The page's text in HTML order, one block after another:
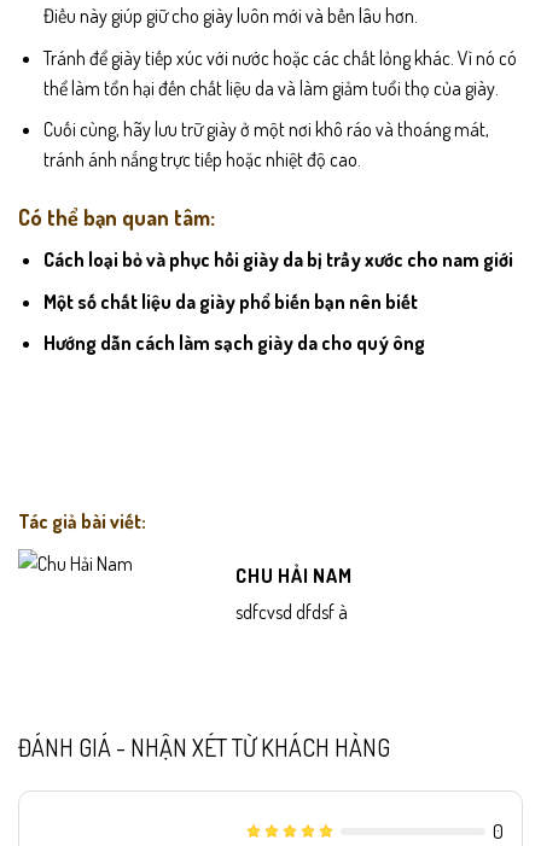
Điều này giúp giữ cho giày luôn mới và bền lâu hơn.
Tránh để giày tiếp xúc với nước hoặc các chất lỏng khác. Vì nó có
thể làm tổn hại đến chất liệu da và làm giảm tuổi thọ của giày.
Cuối cùng, hãy lưu trữ giày ở một nơi khô ráo và thoáng mát,
tránh ánh nắng trực tiếp hoặc nhiệt độ cao.
Có thể bạn quan tâm:
Cách loại bỏ và phục hồi giày da bị trầy xước cho nam giới
Một số chất liệu da giày phổ biến bạn nên biết
Hướng dẫn cách làm sạch giày da cho quý ông
Tác giả bài viết:
CHU HẢI NAM
sdfcvsd dfdsf à
ĐÁNH GIÁ - NHẬN XÉT TỪ KHÁCH HÀNG
0